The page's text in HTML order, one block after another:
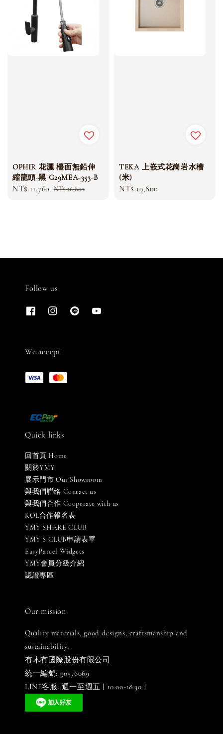
OPHIR 花灑 檯面無鉛伸
縮龍頭-黑 G29MEA-353-B
Sale
NT$ 11,760 Regular
NT$ 16,800
TEKA 上嵌式花崗岩水槽
(米)
Regular
NT$ 19,800
Follow us
We accept
Quick links
回首頁 Home
關於YMY
展示門市 Our Showroom
與我們聯絡 Contact us
與我們合作 Cooperate with us
KOL合作報名表
YMY SHARE CLUB
YMY S CLUB申請表單
EasyParcel Widgets
YMY會員分級介紹
認證專區
Our mission
Quality materials, good designs, craftsmanship and
sustainability.
有木有國際股份有限公司
統一編號: 90576069
LINE客服: 週一至週五 [ 10:00-18:30 ]